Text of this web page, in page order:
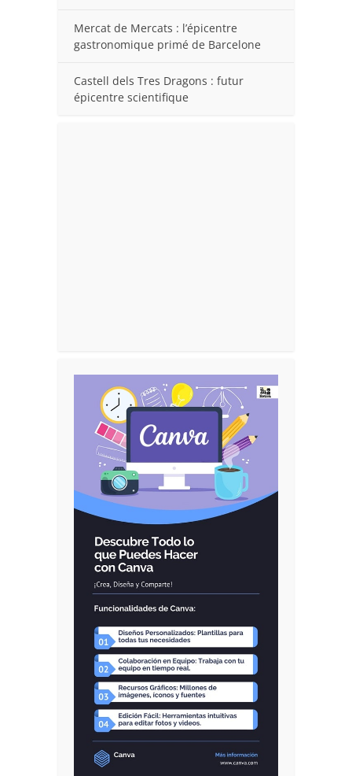
Mercat de Mercats : l’épicentre
gastronomique primé de Barcelone
Castell dels Tres Dragons : futur
épicentre scientifique